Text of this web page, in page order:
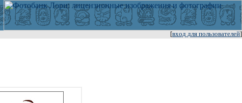
[вход для пользователей]